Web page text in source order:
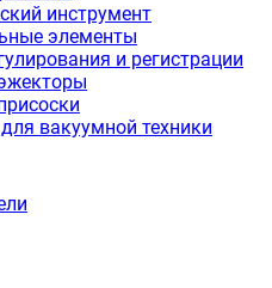
инструмент
элементы
и регистрации
вакуумной техники